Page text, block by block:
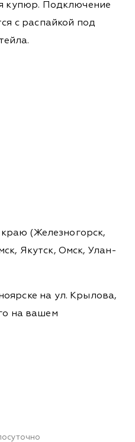
купюр. Подключение
с распайкой под
(Железногорск,
Якутск, Омск, Улан-
на ул. Крылова,
на вашем